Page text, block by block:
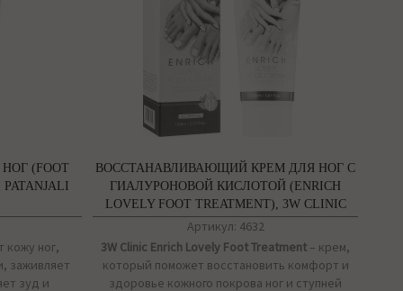
(FOOT
PATANJALI
кожу ног,
заживляет
зуд и
ВОССТАНАВЛИВАЮЩИЙ КРЕМ ДЛЯ НОГ С
ГИАЛУРОНОВОЙ КИСЛОТОЙ (ENRICH
LOVELY FOOT TREATMENT), 3W CLINIC
Артикул: 4632
3W Clinic Enrich Lovely Foot Treatment – крем,
который поможет восстановить комфорт и
здоровье кожного покрова ног и ступней